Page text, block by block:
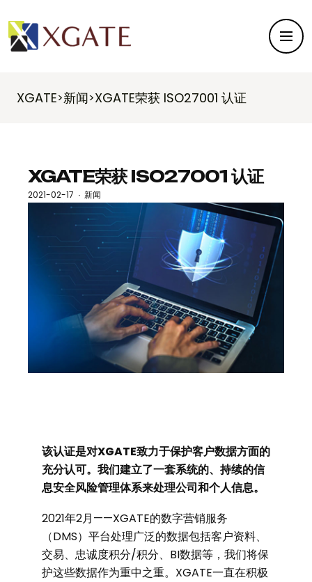
XGATE>新闻>XGATE荣获 ISO27001 认证
XGATE荣获 ISO27001 认证
2021-02-17 · 新闻
该认证是对XGATE致力于保护客户数据方面的
充分认可。我们建立了一套系统的、持续的信
息安全风险管理体系来处理公司和个人信息。
2021年2月——XGATE的数字营销服务
（DMS）平台处理广泛的数据包括客户资料、
交易、忠诚度积分/积分、BI数据等，我们将保
护这些数据作为重中之重。XGATE一直在积极